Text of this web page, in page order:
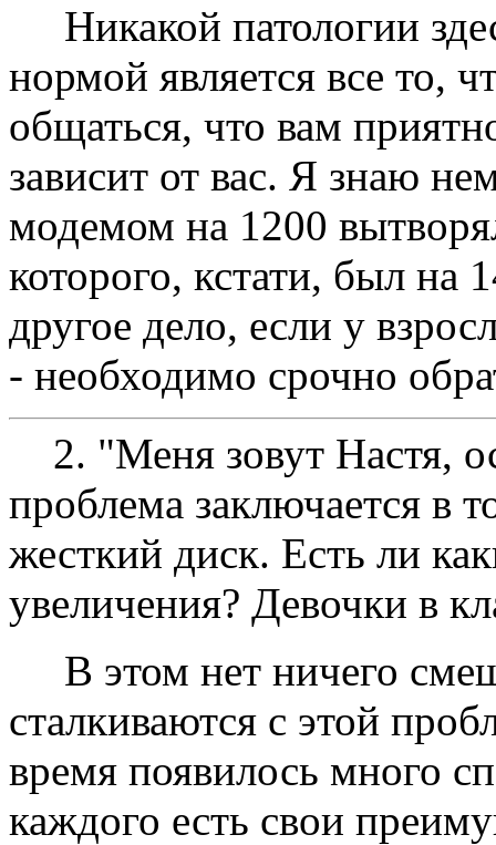
Hикакой патологии
нормой является все то,
общаться, что вам
зависит от вас. Я знаю
модемом на 1200
которого, кстати, был на
другое дело, если у
- необходимо срочно
2. "Меня зовут Hастя,
проблема заключается в
жесткий диск. Есть ли
увеличения? Девочки в
В этом нет ничего
сталкиваются с этой
время появилось много
каждого есть свои